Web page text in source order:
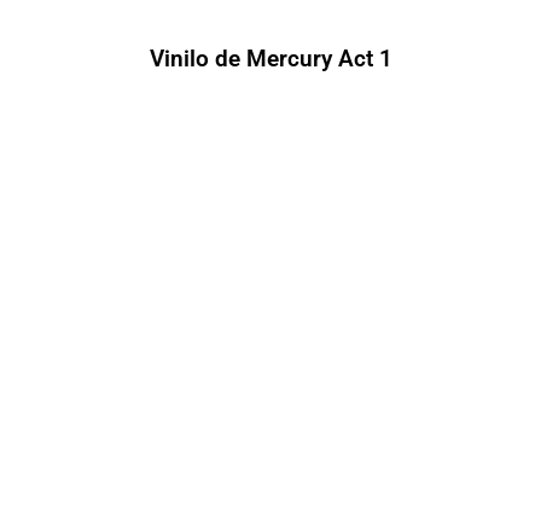
Vinilo de Mercury Act 1